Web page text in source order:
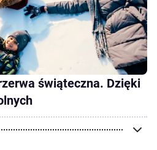
świąteczna. Dzięki